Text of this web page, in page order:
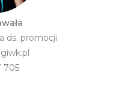
ds. promocji
705